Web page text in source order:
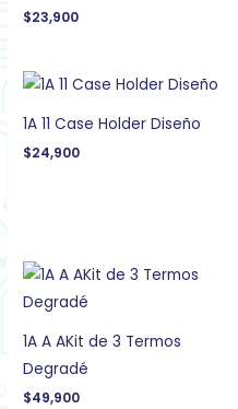
$23,900
1A 11 Case Holder Diseño
$24,900
1A A AKit de 3 Termos
Degradé
$49,900